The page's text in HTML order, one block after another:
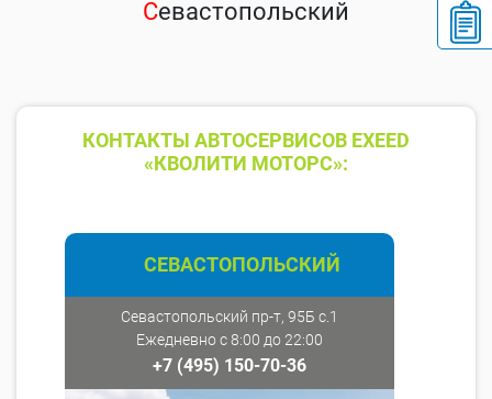
Севастопольский
КОНТАКТЫ АВТОСЕРВИСОВ EXEED
«КВОЛИТИ МОТОРС»:
СЕВАСТОПОЛЬСКИЙ
Севастопольский пр-т, 95Б с.1
Ежедневно с 8:00 до 22:00
+7 (495) 150-70-36